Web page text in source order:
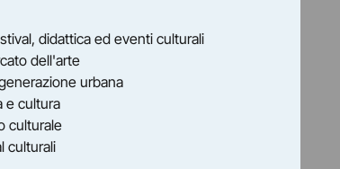
delle Arti di Parma,
ed eclettica
della fotografia
Frank Zappa, Bob
Bush, Patti Smith, Iggy
Jeff Buckley, Rickie Lee
Michael Jackson, Miles
didattica ed eventi culturali
dell'arte
urbana
e cultura
culturale
culturali